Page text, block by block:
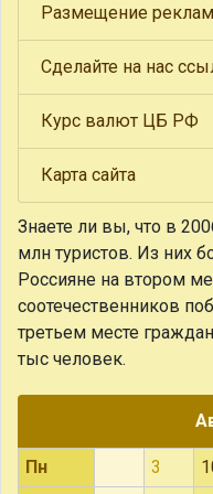
Размещение
Сделайте на нас
Курс валют ЦБ РФ
Карта сайта
Знаете ли вы, что в
млн туристов. Из них
Россияне на втором
соотечественников
третьем месте
тыс человек.
Пн 3